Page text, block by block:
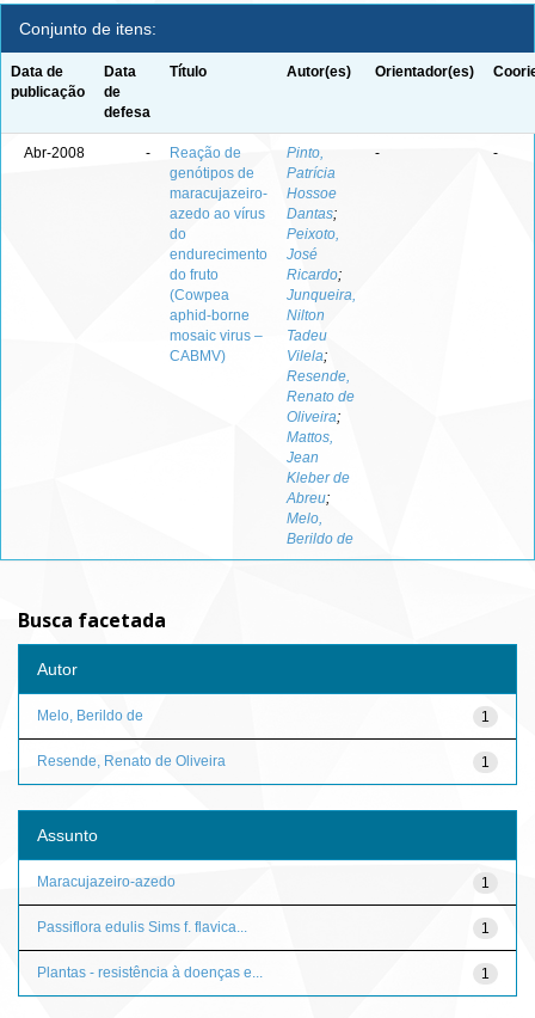
Conjunto de itens:
Data de
publicação
Data
de
defesa
Título Autor(es) Orientador(es)
Abr-2008 -
Reação de
genótipos de
maracujazeiro-
azedo ao vírus
do
endurecimento
do fruto
(Cowpea
aphid-borne
mosaic virus –
CABMV)
Pinto,
Patrícia
Hossoe
Dantas;
Peixoto,
José
Ricardo;
Junqueira,
Nilton
Tadeu
Vilela;
Resende,
Renato de
Oliveira;
Mattos,
Jean
Kleber de
Abreu;
Melo,
Berildo de
- -
Busca facetada
Autor
1
Melo, Berildo de
1
Resende, Renato de Oliveira
Assunto
1
Maracujazeiro-azedo
1
Passiflora edulis Sims f. flavica...
1
Plantas - resistência à doenças e...